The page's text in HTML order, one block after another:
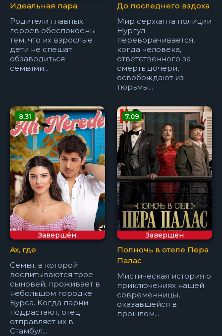
Идеальная пара
Родители главных
героев обеспокоены
тем, что их взрослые
дети не спешат
обзаводиться
семьями...
До последнего вздоха
Мир сержанта полиции
Нургул
переворачивается,
когда человека,
ответственного за
смерть дочери,
освобождают из
тюрьмы...
Завершён
8.31
Ах, где
Семья, в которой
воспитываются трое
сыновей, проживает в
небольшом городке
Бурса. Когда парни
подрастают, отец
отправляет их в
Стамбул...
Завершён
7.09
Полночь в отеле Пера
Палас
Мистическая история о
приключениях нашей
современницы,
оказавшейся в
прошлом...